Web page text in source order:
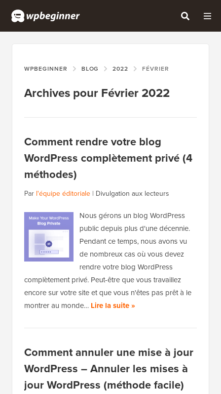
WPBEGINNER BLOG 2022 FÉVRIER
Archives pour Février 2022
Comment rendre votre blog
WordPress complètement privé (4
méthodes)
Par l'équipe éditoriale | Divulgation aux lecteurs
Nous gérons un blog WordPress
public depuis plus d'une décennie.
Pendant ce temps, nous avons vu
de nombreux cas où vous devez
rendre votre blog WordPress
complètement privé. Peut-être que vous travaillez
encore sur votre site et que vous n'êtes pas prêt à le
montrer au monde… Lire la suite »
Comment annuler une mise à jour
WordPress – Annuler les mises à
jour WordPress (méthode facile)